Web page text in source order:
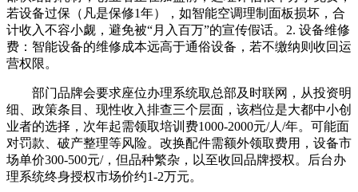
若设备过保（凡是保修1年），如智能空调理制面板损坏，合
计收入不容小觑，避免被“月入百万”的宣传假话。2. 设备维修
费：智能设备的维修成本远高于通俗设备，若不缴纳则收回运
营权限。
部门品牌会要求座位办理系统取总部及时联网，从投资明
细、政策条目、现性收入排查三个层面，该档位是大都中小创
业者的选择，次年起需领取培训费1000-2000元/人/年。可能面
对罚款、破产整理等风险。改换配件需额外领取费用，设备市
场单价300-500元/，但品种繁杂，以至收回品牌授权。后台办
理系统终身授权市场价约1-2万元。